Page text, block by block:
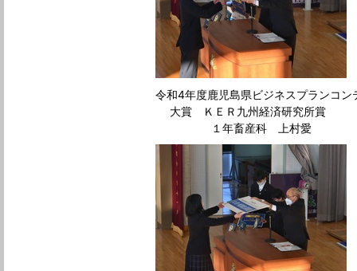
令和4年度鹿児島県ビジネスプランコン
大賞 ＫＥＲ九州経済研究所賞
１年畜産科 上村愛